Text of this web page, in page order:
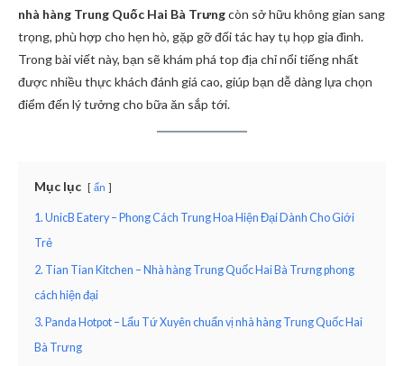
nhà hàng Trung Quốc Hai Bà Trưngcòn sở hữu không gian sang
trọng, phù hợp cho hẹn hò, gặp gỡ đối tác hay tụ họp gia đình.
Trong bài viết này, bạn sẽ khám phá top địa chỉ nổi tiếng nhất
được nhiều thực khách đánh giá cao, giúp bạn dễ dàng lựa chọn
điểm đến lý tưởng cho bữa ăn sắp tới.
Mục lục ẩn
1. UnicB Eatery – Phong Cách Trung Hoa Hiện Đại Dành Cho Giới
Trẻ
2. Tian Tian Kitchen – Nhà hàng Trung Quốc Hai Bà Trưng phong
cách hiện đại
3. Panda Hotpot – Lẩu Tứ Xuyên chuẩn vị nhà hàng Trung Quốc Hai
Bà Trưng